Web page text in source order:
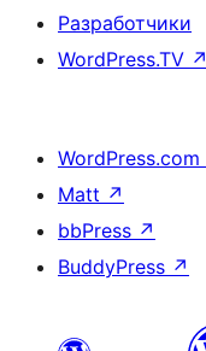
Разработчики
WordPress.TV ↗
WordPress.com
Matt ↗
bbPress ↗
BuddyPress ↗